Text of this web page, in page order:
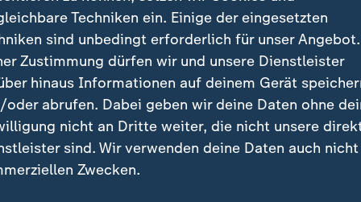
E-Lkw in Thüringen eröffnet
ändern. Das niederländische Unternehmen
Ausbau der Ladeinfrastruktur für
sie heute einen ihrer ersten deutschen Ladeparks
Ladesäulen soll es möglich sein, E-Lkw in
so Anja van Niersen, CEO von Milence.
Techniken ein. Einige der eingesetzten
sind unbedingt erforderlich für unser
Zustimmung dürfen wir und unsere Dienstleister
hinaus Informationen auf deinem Gerät
oder abrufen. Dabei geben wir deine Daten ohne
nicht an Dritte weiter, die nicht unsere
sind. Wir verwenden deine Daten auch nicht
Zwecken.